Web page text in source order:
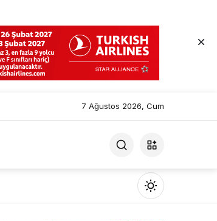
7 Ağustos 2026, Cum
Mod
değiştir